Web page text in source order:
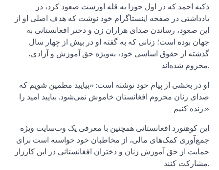
ذکیه احمد که در اول جوزا به قله اورست صعود کرد، در
یادداشتی در صفحه اینستاگرام خود نوشت که هدف اصلی او از
این صعود، رساندن صدای هزاران زن و دختر افغانستانی به
جهان بوده است؛ زنانی که به گفته او در بیش از چهار سال
گذشته از حقوق اساسی خود، به‌ویژه حق آموزش و آزادی،
محروم شده‌اند.
او در بخشی از پیام خود نوشته است: «بیایید مطمین شویم که
صدای زنان محروم افغانستان خاموش نمی‌شود. بیایید امید را
زنده کنیم.»
این کوهنورد افغانستانی همچنین با معرفی یک وب‌سایت ویژه
جمع‌آوری کمک‌های مالی، از مخاطبان خود خواسته است برای
حمایت از حق آموزش زنان و دختران افغانستانی در این کارزار
مشارکت کنند.